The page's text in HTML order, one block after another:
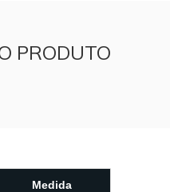
PRODUTO
Medida